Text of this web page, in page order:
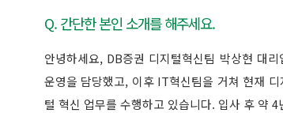
Q. 간단한 본인 소개를 해주세요.
안녕하세요, DB증권 디지털혁신팀 박상현 대
운영을 담당했고, 이후 IT혁신팀을 거쳐 현재
털 혁신 업무를 수행하고 있습니다. 입사 후 약